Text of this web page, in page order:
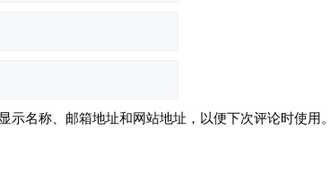
示名称、邮箱地址和网站地址，以便下次评论时使用。